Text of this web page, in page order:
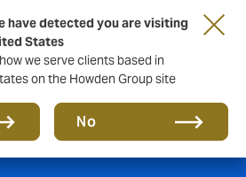
have detected you are visiting
States
we serve clients based in
on the Howden Group site
No